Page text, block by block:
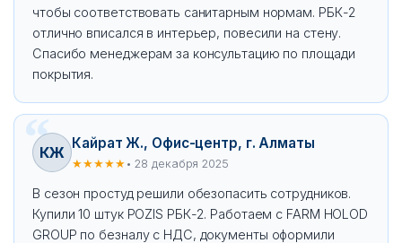
чтобы соответствовать санитарным нормам. РБК-2
отлично вписался в интерьер, повесили на стену.
Спасибо менеджерам за консультацию по площади
покрытия.
КЖ
Кайрат Ж., Офис-центр, г. Алматы
★★★★★ • 28 декабря 2025
В сезон простуд решили обезопасить сотрудников.
Купили 10 штук POZIS РБК-2. Работаем с FARM HOLOD
GROUP по безналу с НДС, документы оформили